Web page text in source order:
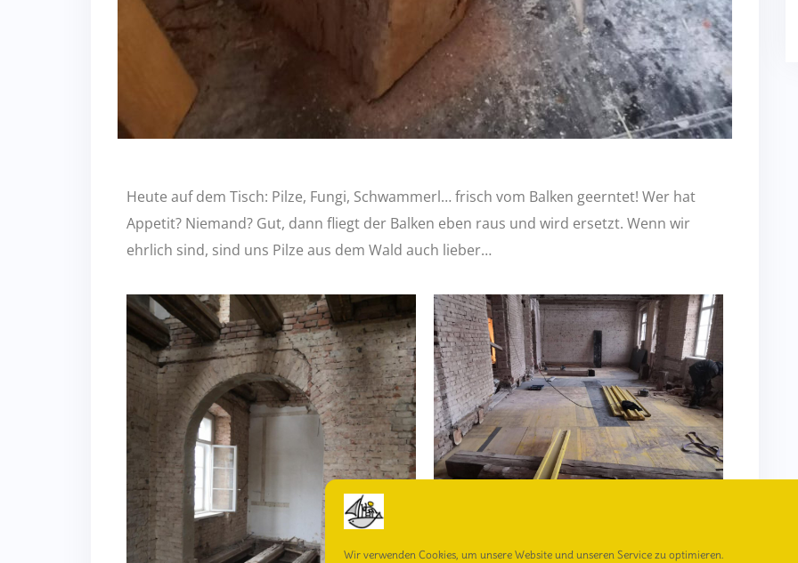
Wir verwenden Cookies, um unsere Website und unseren Service zu optimieren.
Heute auf dem Tisch: Pilze, Fungi, Schwammerl… frisch vom Balken geerntet! Wer hat
Appetit? Niemand? Gut, dann fliegt der Balken eben raus und wird ersetzt. Wenn wir
ehrlich sind, sind uns Pilze aus dem Wald auch lieber…